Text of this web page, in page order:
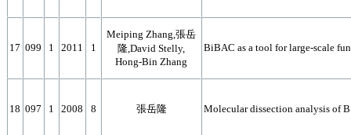
17 099 1 2011 1
Meiping Zhang,張岳
隆,David Stelly,
Hong-Bin Zhang
BiBAC as a tool for large-scale
18 097 1 2008 8 張岳隆 Molecular dissection analysis of